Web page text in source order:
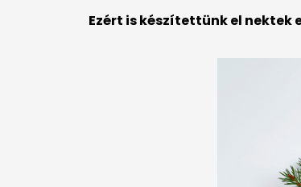
Ezért is készítettünk el